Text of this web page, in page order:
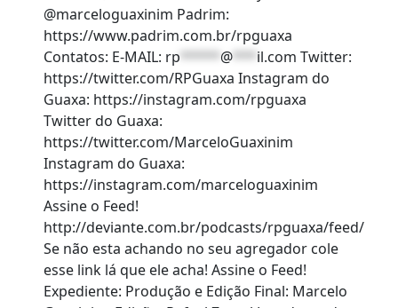
@marceloguaxinim Padrim:
https://www.padrim.com.br/rpguaxa
Contatos: E-MAIL: rp ***** @*** il.com Twitter:
https://twitter.com/RPGuaxa Instagram do
Guaxa: https://instagram.com/rpguaxa
Twitter do Guaxa:
https://twitter.com/MarceloGuaxinim
Instagram do Guaxa:
https://instagram.com/marceloguaxinim
Assine o Feed!
http://deviante.com.br/podcasts/rpguaxa/feed/
Se não esta achando no seu agregador cole
esse link lá que ele acha! Assine o Feed!
Expediente: Produção e Edição Final: Marcelo